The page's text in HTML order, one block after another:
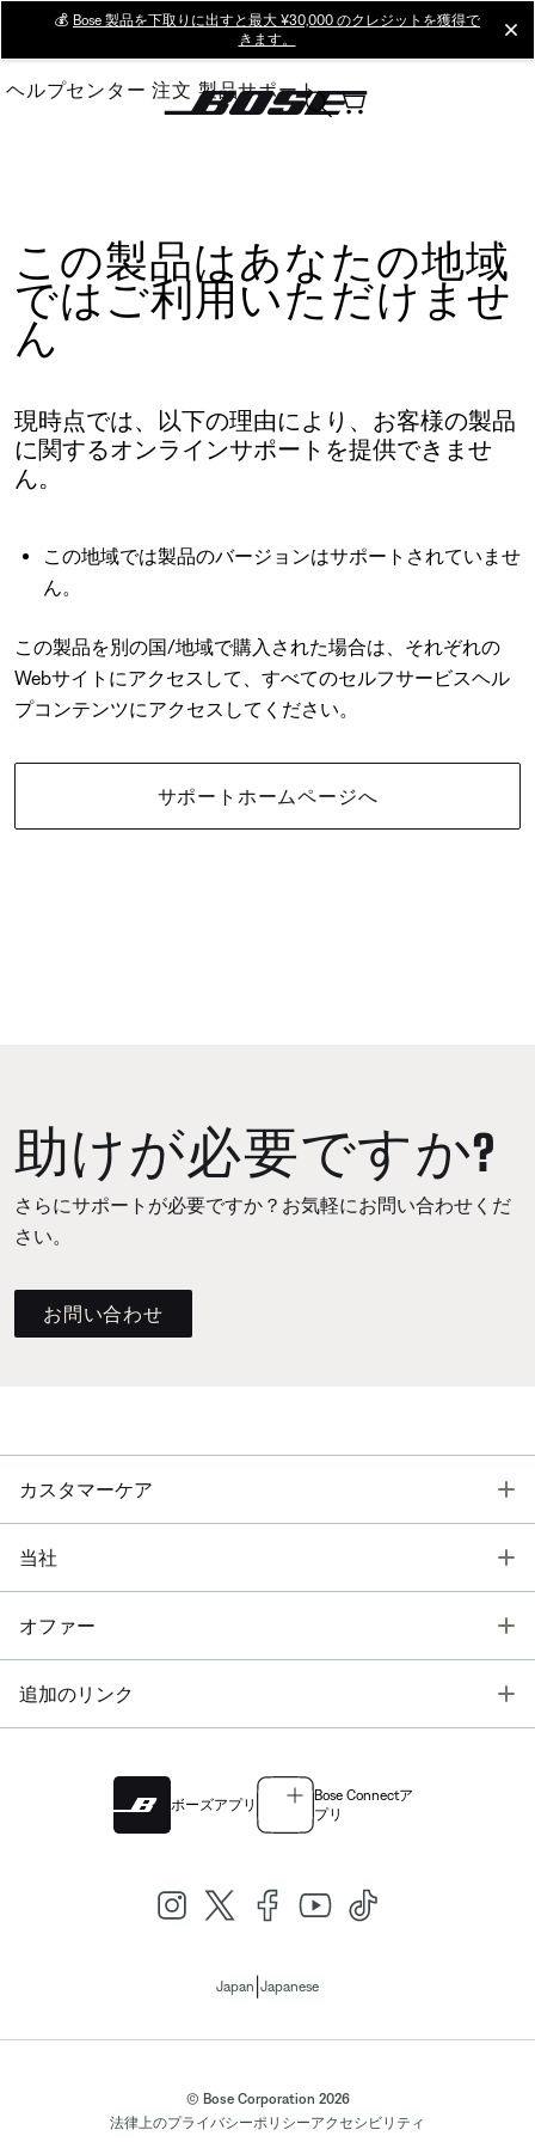
Main
💰 Bose 製品を下取りに出すと最大 ¥30,000 のクレジットを獲得で
きます。
ヘルプセンター 注文 製品サポート
この製品はあなたの地域
ではご利用いただけませ
ん
現時点では、以下の理由により、お客様の製品
に関するオンラインサポートを提供できませ
ん。
この地域では製品のバージョンはサポートされていませ
ん。
この製品を別の国/地域で購入された場合は、それぞれの
Webサイトにアクセスして、すべてのセルフサービスヘル
プコンテンツにアクセスしてください。
サポートホームページへ
助けが必要ですか?
さらにサポートが必要ですか？お気軽にお問い合わせくだ
さい。
お問い合わせ
カスタマーケア
当社
オファー
追加のリンク
ボーズアプリ
Bose Connectア
プリ
Japan Japanese
© Bose Corporation 2026
法律上のプライバシーポリシーアクセシビリティ